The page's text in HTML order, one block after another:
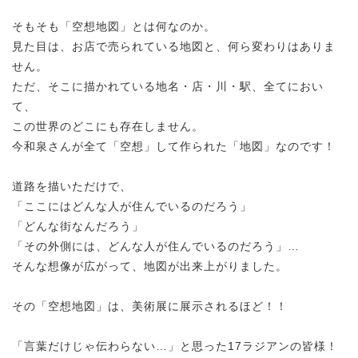
そもそも「空想地図」とは何なのか。
見た目は、お店で売られている地図と、何ら変わりはありま
せん。
ただ、そこに描かれている地名・店・川・駅、全てにおい
て、
この世界のどこにも存在しません。
今和泉さんが全て「空想」して作られた「地図」なのです！
道路を描いただけで、
「ここにはどんな人が住んでいるのだろう」
「どんな街なんだろう」
「その外側には、どんな人が住んでいるのだろう」…
そんな想像が広がって、地図が出来上がりました。
その「空想地図」は、美術展に展示されるほど！！
「言葉だけじゃ伝わらない…」と思った17ラジアンの皆様！